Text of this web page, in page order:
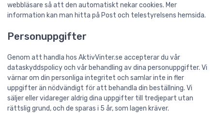
webbläsare så att den automatiskt nekar cookies. Mer
information kan man hitta på Post och telestyrelsens hemsida.
Personuppgifter
Genom att handla hos AktivVinter.se accepterar du vår
dataskyddspolicy och vår behandling av dina personuppgifter. Vi
värnar om din personliga integritet och samlar inte in fler
uppgifter än nödvändigt för att behandla din beställning. Vi
säljer eller vidareger aldrig dina uppgifter till tredjepart utan
rättslig grund, och de sparas i 5 år, som lagen kräver.